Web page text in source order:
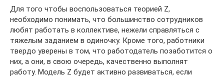
Для того чтобы воспользоваться теорией Z,
необходимо понимать, что большинство сотрудников
любят работать в коллективе, нежели справляться с
тяжелым заданием в одиночку. Кроме того, работники
твердо уверены в том, что работодатель позаботится о
них, а они, в свою очередь, качественно выполнят
работу. Модель Z будет активно развиваться, если